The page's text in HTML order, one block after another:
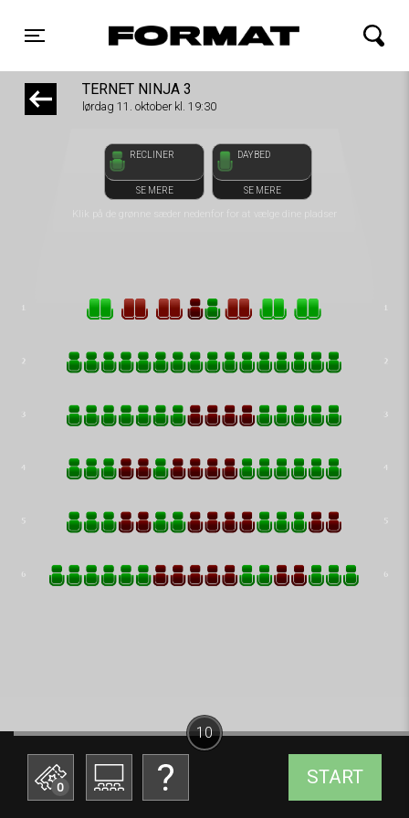
Toggle navigation
FORMAT Biograf
TERNET NINJA 3
lørdag 11. oktober kl. 19:30
RECLINER
SE MERE
DAYBED
SE MERE
Klik på de grønne sæder nedenfor for at vælge dine pladser
0 START
10
front03-cc 115016